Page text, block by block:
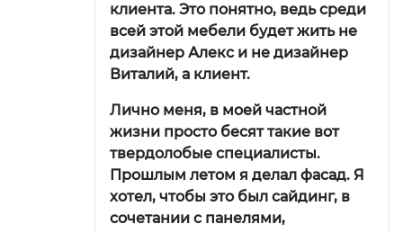
клиента. Это понятно, ведь среди
всей этой мебели будет жить не
дизайнер Алекс и не дизайнер
Виталий, а клиент.
Лично меня, в моей частной
жизни просто бесят такие вот
твердолобые специалисты.
Прошлым летом я делал фасад. Я
хотел, чтобы это был сайдинг, в
сочетании с панелями,